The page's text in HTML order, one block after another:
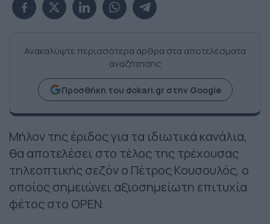
Ανακαλύψτε περισσότερα άρθρα στα αποτελέσματα
αναζήτησης
Προσθήκη του dokari.gr στην Google
Μήλον της έριδος για τα ιδιωτικά κανάλια,
θα αποτελέσει στο τέλος της τρέχουσας
τηλεοπτικής σεζόν ο Πέτρος Κουσουλός, ο
οποίος σημειώνει αξιοσημείωτη επιτυχία
φέτος στο OPEN.